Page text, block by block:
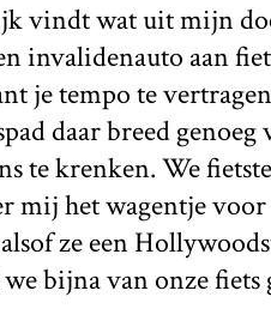
vindt wat uit mijn
invalidenauto aan
je tempo te
daar breed
te krenken. We
mij het wagentje
alsof ze een
bijna van onze fiets